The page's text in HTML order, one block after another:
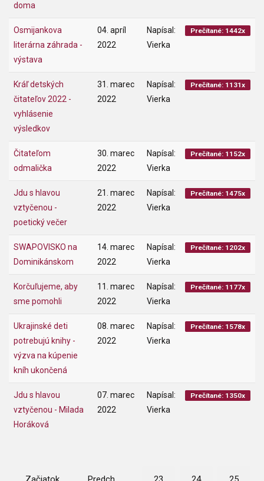
doma
Osmijankova
literárna záhrada -
výstava
04. apríl
2022
Napísal:
Vierka
Prečítané: 1442x
Kráľ detských
čitateľov 2022 -
vyhlásenie
výsledkov
31. marec
2022
Napísal:
Vierka
Prečítané: 1131x
Čitateľom
odmalička
30. marec
2022
Napísal:
Vierka
Prečítané: 1152x
Jdu s hlavou
vztyčenou -
poetický večer
21. marec
2022
Napísal:
Vierka
Prečítané: 1475x
SWAPOVISKO na
Dominikánskom
14. marec
2022
Napísal:
Vierka
Prečítané: 1202x
Korčuľujeme, aby
sme pomohli
11. marec
2022
Napísal:
Vierka
Prečítané: 1177x
Ukrajinské deti
potrebujú knihy -
výzva na kúpenie
kníh ukončená
08. marec
2022
Napísal:
Vierka
Prečítané: 1578x
Jdu s hlavou
vztyčenou - Milada
Horáková
07. marec
2022
Napísal:
Vierka
Prečítané: 1350x